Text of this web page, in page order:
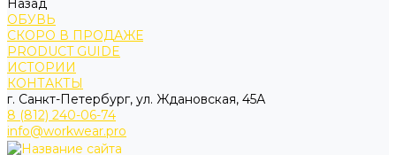
Назад
ОБУВЬ
СКОРО В ПРОДАЖЕ
PRODUCT GUIDE
ИСТОРИИ
КОНТАКТЫ
г. Санкт-Петербург, ул. Ждановская, 45А
8 (812) 240-06-74
info@workwear.pro